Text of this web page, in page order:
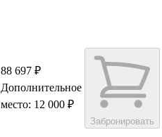
88 697 ₽
Дополнительное
место: 12 000 ₽
Забронировать